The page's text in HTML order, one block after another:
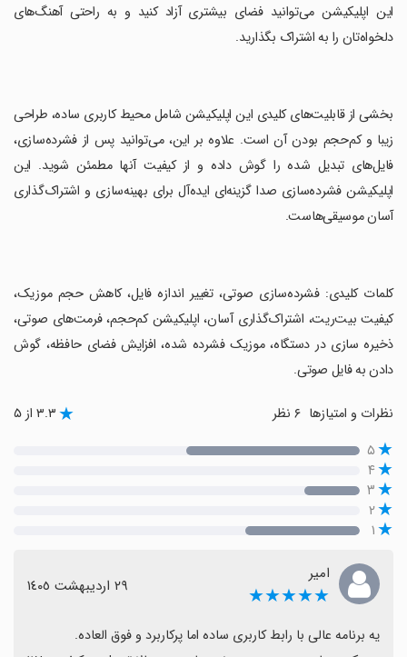
این اپلیکیشن می‌توانید فضای بیشتری آزاد کنید و به راحتی آهنگ‌های
دلخواه‌تان را به اشتراک بگذارید.
‏بخشی از قابلیت‌های کلیدی این اپلیکیشن شامل محیط کاربری ساده، طراحی
زیبا و کم‌حجم بودن آن است. علاوه بر این، می‌توانید پس از فشرده‌سازی،
فایل‌های تبدیل شده را گوش داده و از کیفیت آنها مطمئن شوید. این
اپلیکیشن فشرده‌سازی صدا گزینه‌ای ایده‌آل برای بهینه‌سازی و اشتراک‌گذاری
آسان موسیقی‌هاست.
‏کلمات کلیدی: فشرده‌سازی صوتی، تغییر اندازه فایل، کاهش حجم موزیک،
کیفیت بیت‌ریت، اشتراک‌گذاری آسان، اپلیکیشن کم‌حجم، فرمت‌های صوتی،
ذخیره سازی در دستگاه، موزیک فشرده شده، افزایش فضای حافظه، گوش
دادن به فایل صوتی.
نظرات و امتیازها ۳.۳ از ۵
۵
۴
۳
۲
۱
امیر
★★★★★ ٢٩ اردیبهشت ١٤٠٥